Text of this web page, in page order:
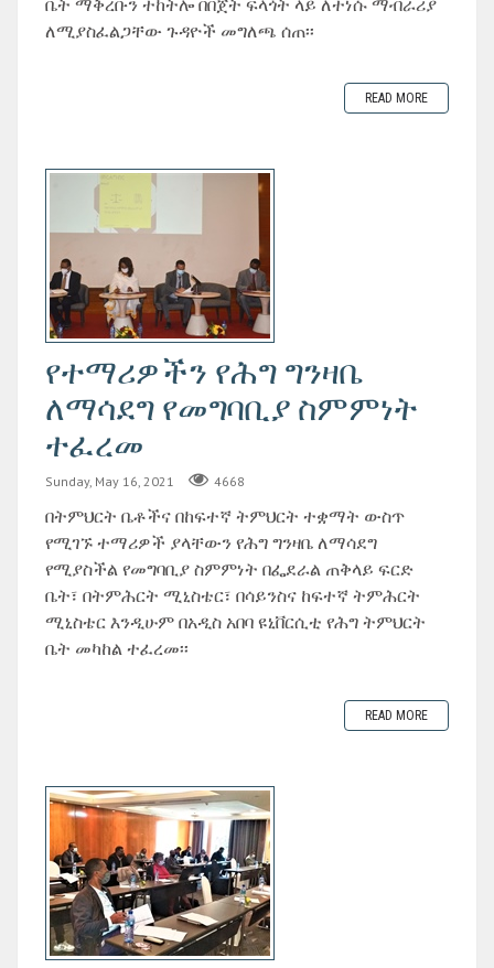
ለሚያስፈልጋቸው ጉዳዮች መግለጫ ሰጠ፡፡
READ MORE
የተማሪዎችን የሕግ ግንዛቤ
ለማሳደግ የመግባቢያ ስምምነት
ተፈረመ
Sunday, May 16, 2021 4668
በትምህርት ቤቶችና በከፍተኛ ትምህርት ተቋማት ውስጥ
የሚገኙ ተማሪዎች ያላቸውን የሕግ ግንዛቤ ለማሳደግ
የሚያስችል የመግባቢያ ስምምነት በፌደራል ጠቅላይ ፍርድ
ቤት፣ በትምሕርት ሚኒስቴር፣ በሳይንስና ከፍተኛ ትምሕርት
ሚኒስቴር እንዲሁም በአዲስ አበባ ዩኒቨርሲቲ የሕግ ትምህርት
ቤት መካከል ተፈረመ፡፡
READ MORE